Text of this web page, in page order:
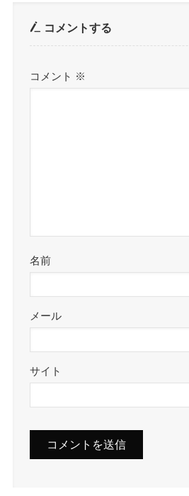
コメントする
コメント ※
名前
メール
サイト